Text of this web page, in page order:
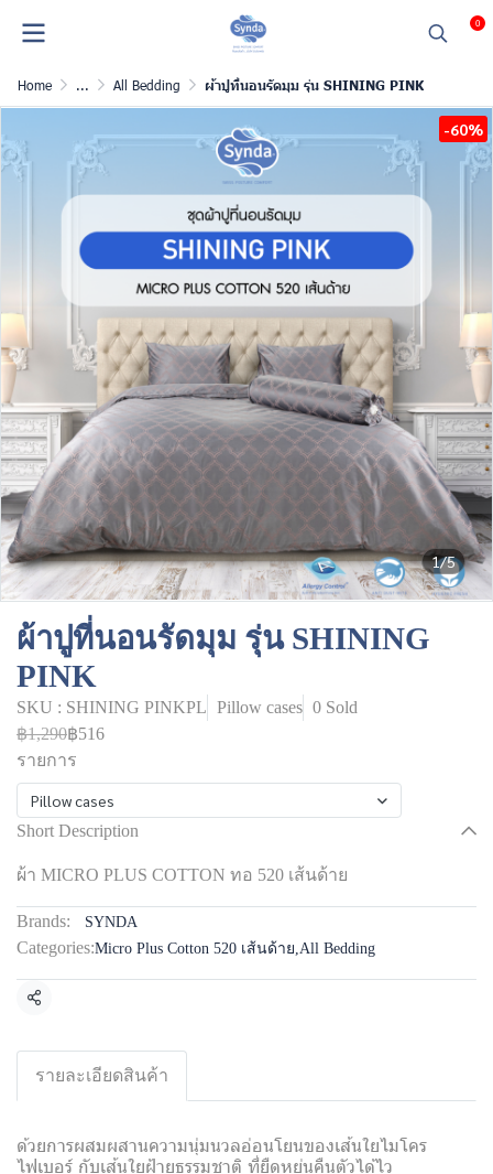
0
Home ... All Bedding ผ้าปูที่นอนรัดมุม รุ่น SHINING PINK
1/5
-60%
ผ้าปูที่นอนรัดมุม รุ่น SHINING
PINK
SKU : SHINING PINKPL Pillow cases 0 Sold
฿1,290฿516
รายการ
Pillow cases
Short Description
ผ้า MICRO PLUS COTTON ทอ 520 เส้นด้าย
Brands: SYNDA
Categories:Micro Plus Cotton 520 เส้นด้าย,All Bedding
Share
รายละเอียดสินค้า
ด้วยการผสมผสานความนุ่มนวลอ่อนโยนของเส้นใยไมโคร
ไฟเบอร์ กับเส้นใยฝ้ายธรรมชาติ ที่ยืดหยุ่นคืนตัวได้ไว